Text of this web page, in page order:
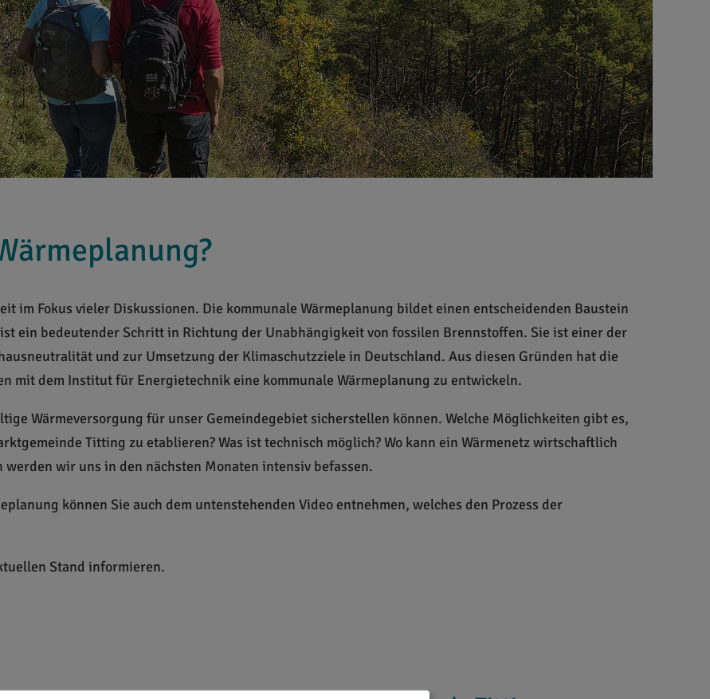
im Fokus vieler Diskussionen. Die kommunale Wärmeplanung bildet einen entscheidenden Baustein
ein bedeutender Schritt in Richtung der Unabhängigkeit von fossilen Brennstoffen. Sie ist einer der
und zur Umsetzung der Klimaschutzziele in Deutschland. Aus diesen Gründen hat die
mit dem Institut für Energietechnik eine kommunale Wärmeplanung zu entwickeln.
Wärmeversorgung für unser Gemeindegebiet sicherstellen können. Welche Möglichkeiten gibt es,
Titting zu etablieren? Was ist technisch möglich? Wo kann ein Wärmenetz wirtschaftlich
wir uns in den nächsten Monaten intensiv befassen.
können Sie auch dem untenstehenden Video entnehmen, welches den Prozess der
Stand informieren.